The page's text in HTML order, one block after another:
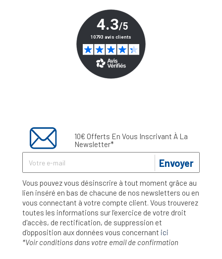
10€ Offerts En Vous Inscrivant À La
Newsletter*
Envoyer
Vous pouvez vous désinscrire à tout moment grâce au
lien inséré en bas de chacune de nos newsletters ou en
vous connectant à votre compte client. Vous trouverez
toutes les informations sur l’exercice de votre droit
d'accès, de rectification, de suppression et
d'opposition aux données vous concernant ici
*Voir conditions dans votre email de confirmation